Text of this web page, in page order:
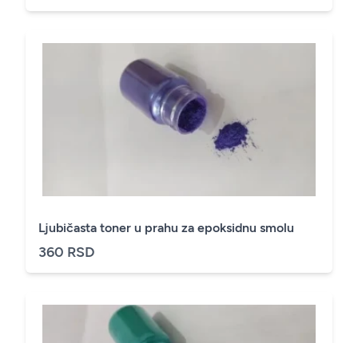
Ljubičasta toner u prahu za epoksidnu smolu
360 RSD